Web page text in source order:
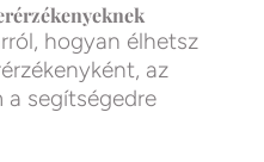
hogyan élhetsz
az
a segítségedre